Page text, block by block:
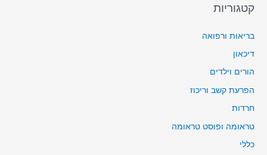
קטגוריות
בריאות ורפואה
דיכאון
הורים וילדים
הפרעת קשב וריכוז
חרדות
טראומה ופוסט טראומה
כללי